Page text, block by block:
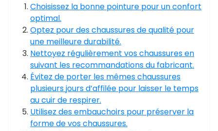
Choisissez la bonne pointure pour un confort
optimal.
Optez pour des chaussures de qualité pour
une meilleure durabilité.
Nettoyez régulièrement vos chaussures en
suivant les recommandations du fabricant.
Évitez de porter les mêmes chaussures
plusieurs jours d’affilée pour laisser le temps
au cuir de respirer.
Utilisez des embauchoirs pour préserver la
forme de vos chaussures.